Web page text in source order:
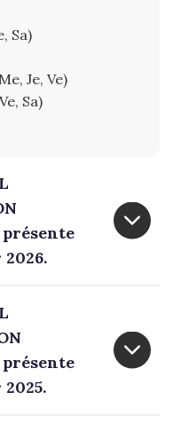
Sa)
Je, Ve)
Sa)
présente
présente